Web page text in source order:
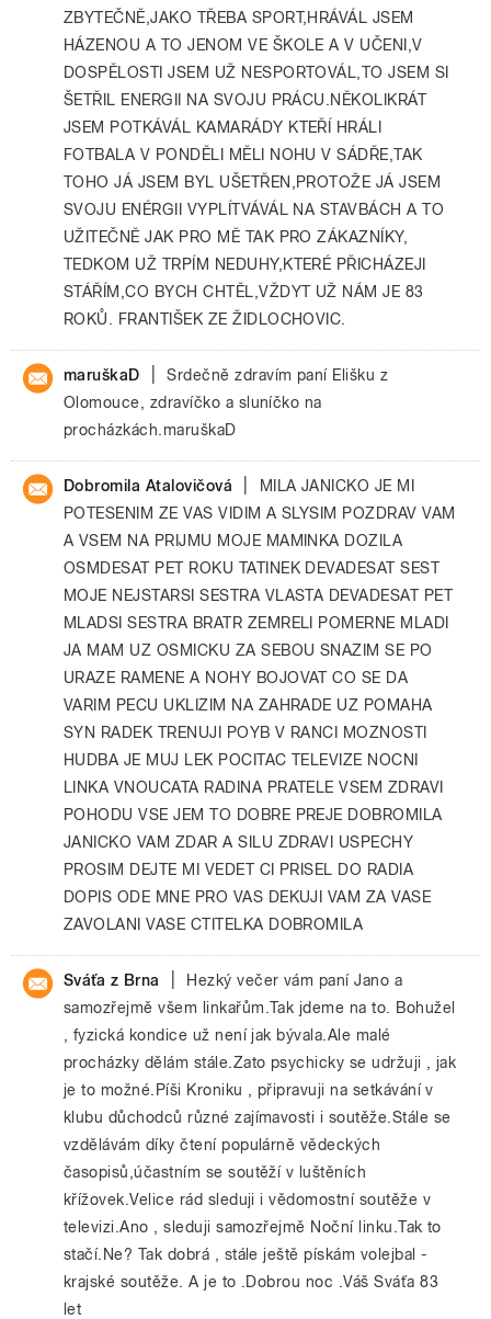
ZBYTEČNĚ,JAKO TŘEBA SPORT,HRÁVÁL JSEM
HÁZENOU A TO JENOM VE ŠKOLE A V UČENI,V
DOSPĚLOSTI JSEM UŽ NESPORTOVÁL,TO JSEM SI
ŠETŘIL ENERGII NA SVOJU PRÁCU.NĚKOLIKRÁT
JSEM POTKÁVÁL KAMARÁDY KTEŘÍ HRÁLI
FOTBALA V PONDĚLI MĚLI NOHU V SÁDŘE,TAK
TOHO JÁ JSEM BYL UŠETŘEN,PROTOŽE JÁ JSEM
SVOJU ENÉRGII VYPLÍTVÁVÁL NA STAVBÁCH A TO
UŽITEČNĚ JAK PRO MĚ TAK PRO ZÁKAZNÍKY,
TEDKOM UŽ TRPÍM NEDUHY,KTERÉ PŘICHÁZEJI
STÁŘÍM,CO BYCH CHTĚL,VŽDYT UŽ NÁM JE 83
ROKŮ. FRANTIŠEK ZE ŽIDLOCHOVIC.
maruškaD
Srdečně zdravím paní Elišku z
Olomouce, zdravíčko a sluníčko na
procházkách.maruškaD
Dobromila Atalovičová
MILA JANICKO JE MI
POTESENIM ZE VAS VIDIM A SLYSIM POZDRAV VAM
A VSEM NA PRIJMU MOJE MAMINKA DOZILA
OSMDESAT PET ROKU TATINEK DEVADESAT SEST
MOJE NEJSTARSI SESTRA VLASTA DEVADESAT PET
MLADSI SESTRA BRATR ZEMRELI POMERNE MLADI
JA MAM UZ OSMICKU ZA SEBOU SNAZIM SE PO
URAZE RAMENE A NOHY BOJOVAT CO SE DA
VARIM PECU UKLIZIM NA ZAHRADE UZ POMAHA
SYN RADEK TRENUJI POYB V RANCI MOZNOSTI
HUDBA JE MUJ LEK POCITAC TELEVIZE NOCNI
LINKA VNOUCATA RADINA PRATELE VSEM ZDRAVI
POHODU VSE JEM TO DOBRE PREJE DOBROMILA
JANICKO VAM ZDAR A SILU ZDRAVI USPECHY
PROSIM DEJTE MI VEDET CI PRISEL DO RADIA
DOPIS ODE MNE PRO VAS DEKUJI VAM ZA VASE
ZAVOLANI VASE CTITELKA DOBROMILA
Sváťa z Brna
Hezký večer vám paní Jano a
samozřejmě všem linkařům.Tak jdeme na to. Bohužel
, fyzická kondice už není jak bývala.Ale malé
procházky dělám stále.Zato psychicky se udržuji , jak
je to možné.Píši Kroniku , připravuji na setkávání v
klubu důchodců různé zajímavosti i soutěže.Stále se
vzdělávám díky čtení populárně vědeckých
časopisů,účastním se soutěží v luštěních
křížovek.Velice rád sleduji i vědomostní soutěže v
televizi.Ano , sleduji samozřejmě Noční linku.Tak to
stačí.Ne? Tak dobrá , stále ještě pískám volejbal -
krajské soutěže. A je to .Dobrou noc .Váš Sváťa 83
let